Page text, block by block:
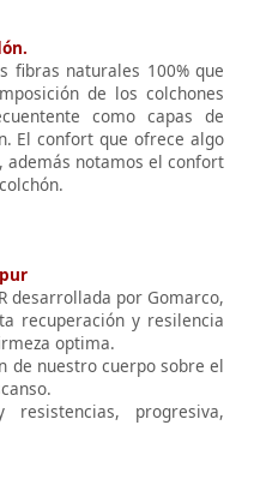
fibras naturales 100% que
de los colchones
como capas de
El confort que ofrece algo
notamos el confort
desarrollada por Gomarco,
recuperación y resilencia
optima.
de nuestro cuerpo sobre el
progresiva,